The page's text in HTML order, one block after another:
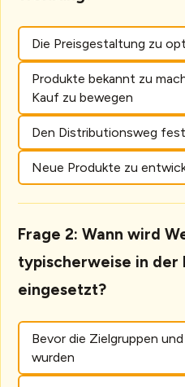
Die Preisgestaltung zu
Produkte bekannt zu
Kauf zu bewegen
Den Distributionsweg
Neue Produkte zu
Frage 2: Wann wird
typischerweise in
eingesetzt?
Bevor die Zielgruppen
wurden